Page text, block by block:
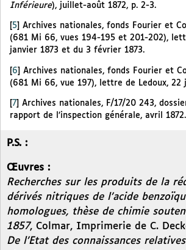
Inférieure), juillet-août 1872, p. 2-3.
5
Archives nationales, fonds Fourier et
(681 Mi 66, vues 194-195 et 201-202),
janvier 1873 et du 3 février 1873.
[6] Archives nationales, fonds Fourier et
(681 Mi 66, vue 197), lettre de Ledoux, 22
7
Archives nationales, F/17/20 243,
rapport de l’inspection générale, avril 1872.
P.S. :
Œuvres :
Recherches sur les produits de la
dérivés nitriques de l’acide
homologues, thèse de chimie
1857, Colmar, Imprimerie de C.
De l’Etat des connaissances